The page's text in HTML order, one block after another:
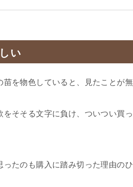
い
を物色していると、見たことが
そそる文字に負け、ついつい買
たのも購入に踏み切った理由の